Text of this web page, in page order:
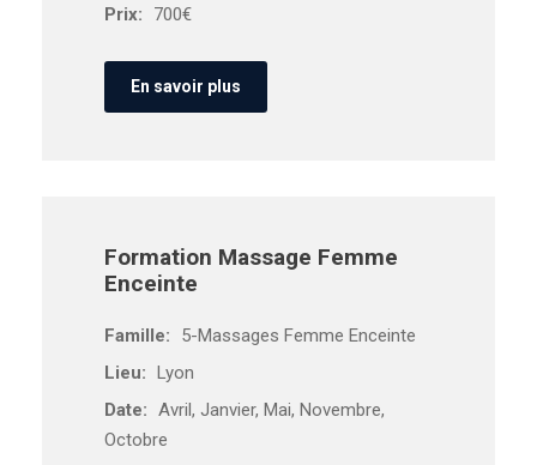
Prix:
700€
En savoir plus
Formation Massage Femme
Enceinte
Famille:
5-Massages Femme Enceinte
Lieu: Lyon
Date: Avril, Janvier, Mai, Novembre,
Octobre